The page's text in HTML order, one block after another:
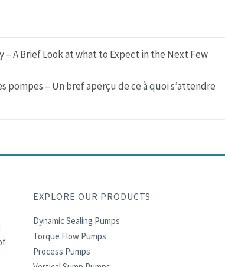
A Brief Look at what to Expect in the Next Few
pompes – Un bref aperçu de ce à quoi s’attendre
EXPLORE OUR PRODUCTS
Dynamic Sealing Pumps
Torque Flow Pumps
Process Pumps